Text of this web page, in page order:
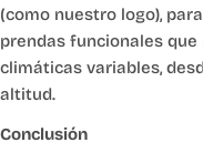
(como nuestro logo),
prendas funcionales
climáticas variables,
altitud.
Conclusión